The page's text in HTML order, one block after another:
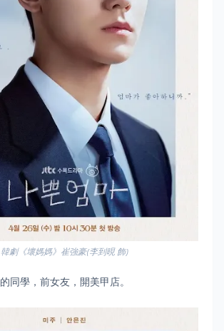
韓劇《壞媽媽》崔強豪(李到晛 飾)
同學，前女友，開美甲店。